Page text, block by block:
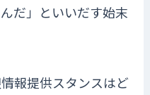
だ」といいだす始末
報提供スタンスはど